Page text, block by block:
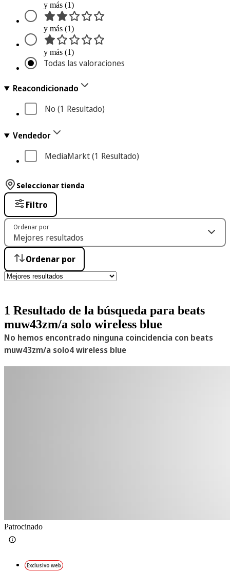
y más (1)
y más (1)
y más (1)
Todas las valoraciones
Reacondicionado
No (1 Resultado)
Vendedor
MediaMarkt (1 Resultado)
1 Resultado de la búsqueda para beats
muw43zm/a solo wireless blue
No hemos encontrado ninguna coincidencia con ‪beats
muw43zm/a solo4 wireless blue
Seleccionar tienda
Filtro
Ordenar por
Ordenar por
Patrocinado
Exclusivo web